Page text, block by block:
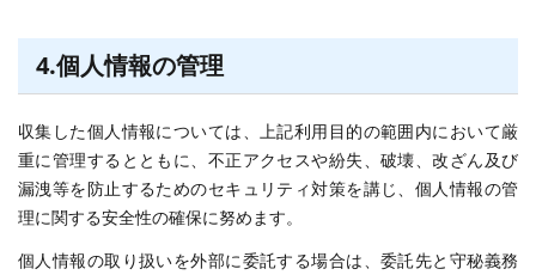
4.個人情報の管理
収集した個人情報については、上記利用目的の範囲内において厳
重に管理するとともに、不正アクセスや紛失、破壊、改ざん及び
漏洩等を防止するためのセキュリティ対策を講じ、個人情報の管
理に関する安全性の確保に努めます。
個人情報の取り扱いを外部に委託する場合は、委託先と守秘義務